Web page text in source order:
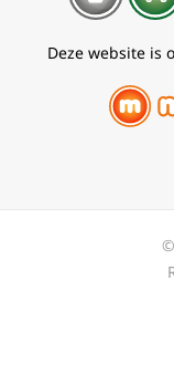
Deze website is